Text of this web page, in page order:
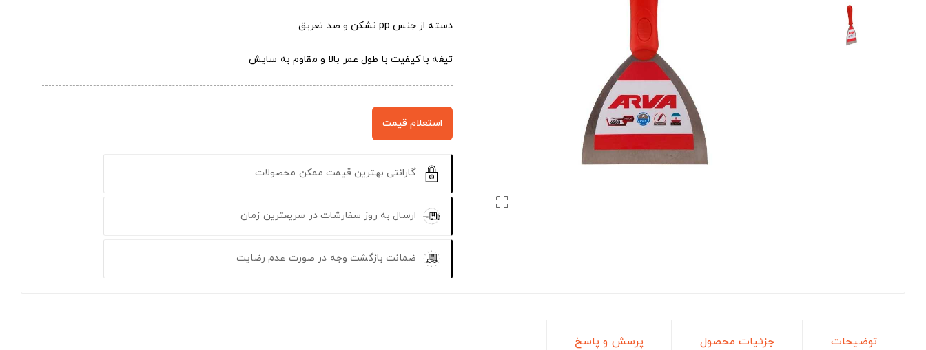

دسته از جنس pp نشکن و ضد تعریق
تیغه با کیفیت با طول عمر بالا و مقاوم به سایش
استعلام قیمت
گارانتی بهترین قیمت ممکن محصولات
ارسال به روز سفارشات در سریعترین زمان
ضمانت بازگشت وجه در صورت عدم رضایت
توضیحات جزئیات محصول پرسش و پاسخ